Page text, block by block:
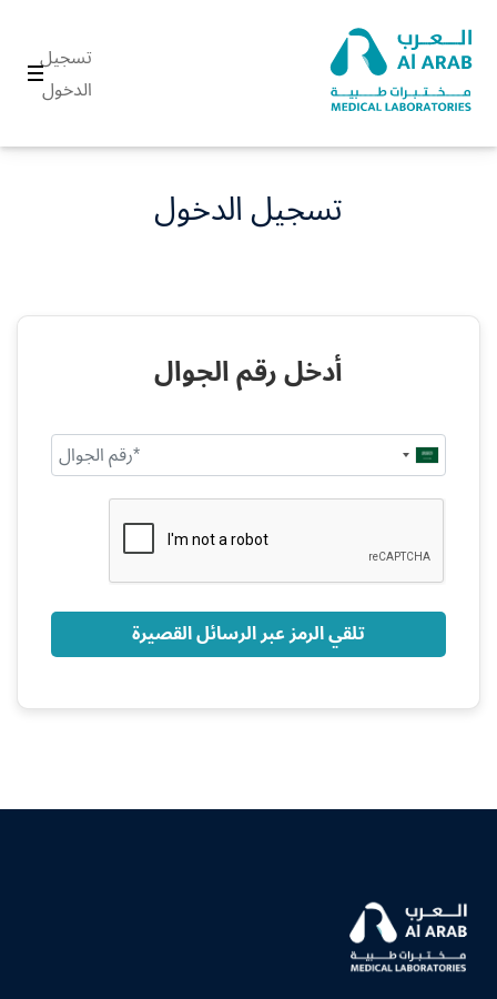
تسجيل
الدخول
تسجيل الدخول
أدخل رقم الجوال
Saudi
Arabia
تلقي الرمز عبر الرسائل القصيرة